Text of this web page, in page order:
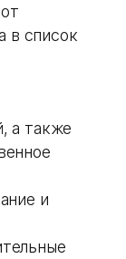
в список
а также
и